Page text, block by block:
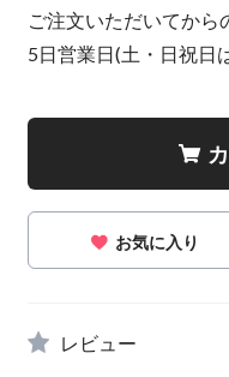
ご注文いただいてから
5日営業日(土・日祝日
お気に入り
レビュー